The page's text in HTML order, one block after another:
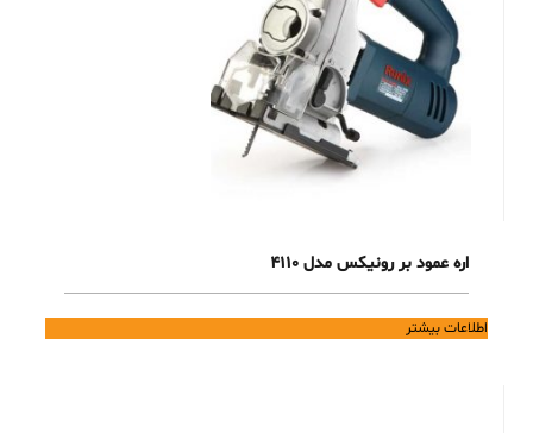
اره عمود بر رونیکس مدل 4110
اطلاعات بیشتر